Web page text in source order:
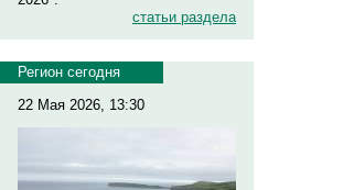
статьи раздела
Регион сегодня
22 Мая 2026, 13:30